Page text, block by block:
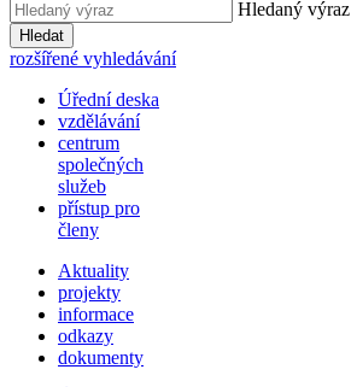
Hledaný výraz
Hledat
rozšířené vyhledávání
Úřední deska
vzdělávání
centrum
společných
služeb
přístup pro
členy
Aktuality
projekty
informace
odkazy
dokumenty